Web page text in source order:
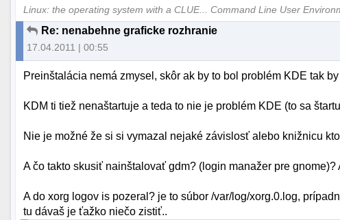
Linux: the operating system with a CLUE... Command Line User
Re: nenabehne graficke rozhranie
17.04.2011 | 00:55
Preinštalácia nemá zmysel, skôr ak by to bol problém KDE tak
KDM ti tiež nenaštartuje a teda to nie je problém KDE (to sa
Nie je možné že si si vymazal nejaké závislosť alebo knižnicu
A čo takto skusiť nainštalovať gdm? (login manažer pre gnome)?
A do xorg logov is pozeral? je to súbor /var/log/xorg.0.log,
tu dávaš je ťažko niečo zistiť..